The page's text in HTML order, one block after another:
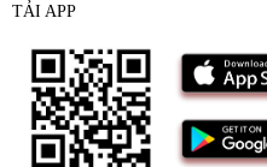
TẢI APP